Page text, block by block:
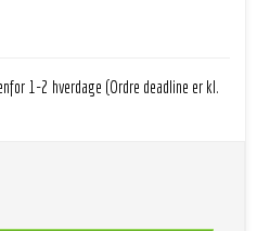
1-2 hverdage (Ordre deadline er kl.